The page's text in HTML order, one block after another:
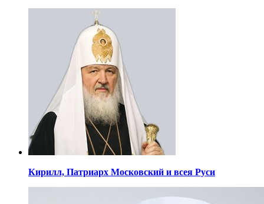
Кирилл, Патриарх Московский и всея Руси